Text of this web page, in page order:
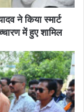
ने किया स्मार्ट
में हुए शामिल